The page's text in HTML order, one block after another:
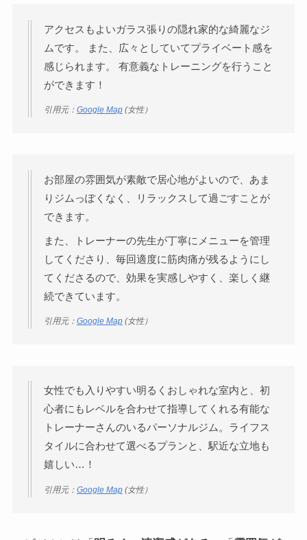
アクセスもよいガラス張りの隠れ家的な綺麗なジ
ムです。 また、広々としていてプライベート感を
感じられます。 有意義なトレーニングを行うこと
ができます！
引用元： Google Map(女性）
お部屋の雰囲気が素敵で居心地がよいので、あま
りジムっぽくなく、リラックスして過ごすことが
できます。
また、トレーナーの先生が丁寧にメニューを管理
してくださり、毎回適度に筋肉痛が残るようにし
てくださるので、効果を実感しやすく、楽しく継
続できています。
引用元： Google Map(女性）
女性でも入りやすい明るくおしゃれな室内と、初
心者にもレベルを合わせて指導してくれる有能な
トレーナーさんのいるパーソナルジム。ライフス
タイルに合わせて選べるプランと、駅近な立地も
嬉しい…！
引用元： Google Map(女性）